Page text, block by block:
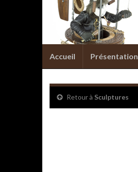
Accueil Présentation
Retour à Sculptures